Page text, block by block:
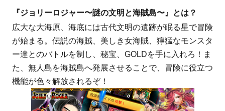
『ジョリーロジャー〜謎の文明と海賊島〜』とは？
広大な大海原、海底には古代文明の遺跡が眠る星で冒険
が始まる。伝説の海賊、美しき女海賊、獰猛なモンスタ
ー達とのバトルを制し、秘宝、GOLDを手に入れろ！ま
た、無人島を海賊島へ発展させることで、冒険に役立つ
機能が色々解放されるぞ！